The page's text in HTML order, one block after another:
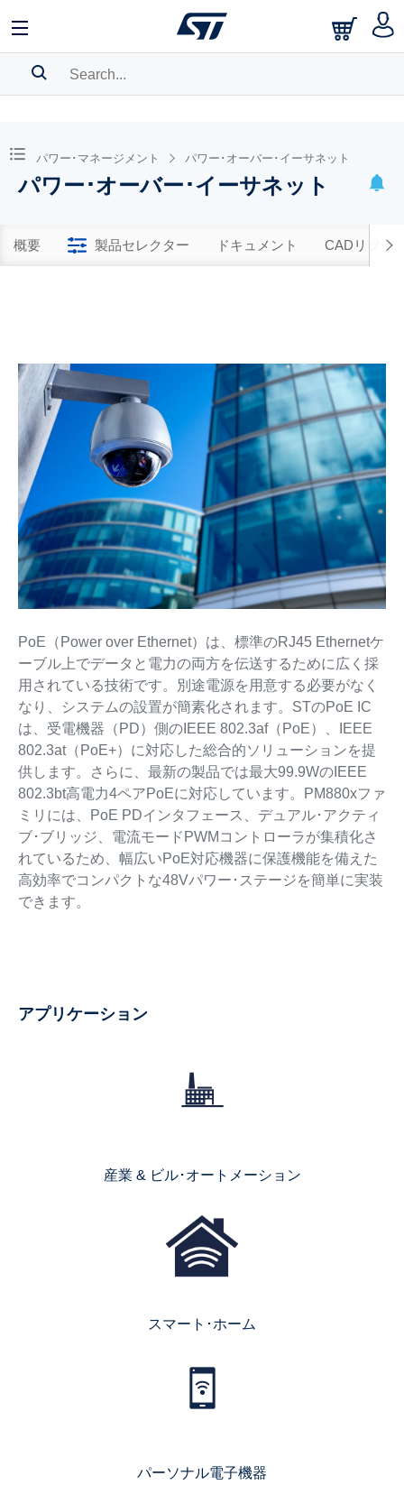
BOOKMARK
Pleaselog into show your saved searches.
パワー･マネージメント パワー･オーバー･イーサネット
パワー･オーバー･イーサネット
概要 製品セレクター ドキュメント CADリソー
PoE（Power over Ethernet）は、標準のRJ45 Ethernetケ
ーブル上でデータと電力の両方を伝送するために広く採
用されている技術です。別途電源を用意する必要がなく
なり、システムの設置が簡素化されます。STのPoE IC
は、受電機器（PD）側のIEEE 802.3af（PoE）、IEEE
802.3at（PoE+）に対応した総合的ソリューションを提
供します。さらに、最新の製品では最大99.9WのIEEE
802.3bt高電力4ペアPoEに対応しています。PM880xファ
ミリには、PoE PDインタフェース、デュアル･アクティ
ブ･ブリッジ、電流モードPWMコントローラが集積化さ
れているため、幅広いPoE対応機器に保護機能を備えた
高効率でコンパクトな48Vパワー･ステージを簡単に実装
できます。
アプリケーション
産業 & ビル･オートメーション
スマート･ホーム
パーソナル電子機器